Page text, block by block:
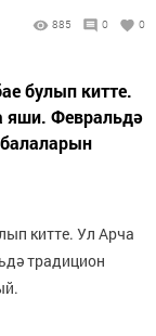
885 0 0
булып китте.
яши. Февральдә
китте. Ул Арча
традицион